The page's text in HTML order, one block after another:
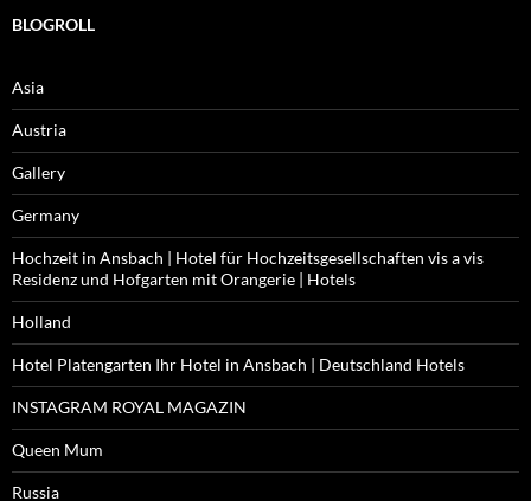
BLOGROLL
Asia
Austria
Gallery
Germany
Hochzeit in Ansbach | Hotel für Hochzeitsgesellschaften vis a vis
Residenz und Hofgarten mit Orangerie | Hotels
Holland
Hotel Platengarten Ihr Hotel in Ansbach | Deutschland Hotels
INSTAGRAM ROYAL MAGAZIN
Queen Mum
Russia